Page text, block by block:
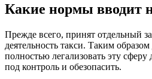
Какие нормы вводит
Прежде всего, принят отдельный
деятельность такси. Таким
полностью легализовать эту сферу
под контроль и обезопасить.